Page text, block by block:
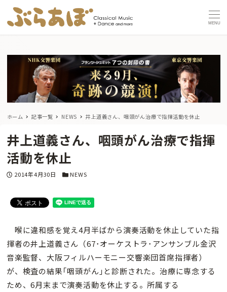
MENU
ホーム 記事一覧 NEWS 井上道義さん、咽頭がん治療で指揮活動を休止
井上道義さん、咽頭がん治療で指揮
活動を休止
投稿日
2014年4月30日 カテゴリー
NEWS
喉に違和感を覚え4月半ばから演奏活動を休止していた指
揮者の井上道義さん（67･オーケストラ･アンサンブル金沢
音楽監督、大阪フィルハーモニー交響楽団首席指揮者）
が、検査の結果｢咽頭がん｣と診断された。治療に専念する
ため、6月末まで演奏活動を休止する。所属する